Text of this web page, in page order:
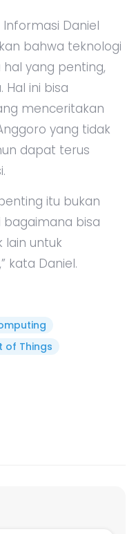
Daniel
bahwa teknologi
yang penting,
Hal ini bisa
menceritakan
yang tidak
dapat terus
itu bukan
bisa
lain untuk
kata Daniel.
of Things